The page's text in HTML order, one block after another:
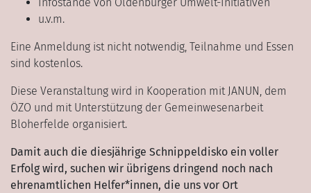
Infostände von Oldenburger Umwelt-Initiativen
u.v.m.
Eine Anmeldung ist nicht notwendig, Teilnahme und Essen
sind kostenlos.
Diese Veranstaltung wird in Kooperation mit JANUN, dem
ÖZO und mit Unterstützung der Gemeinwesenarbeit
Bloherfelde organisiert.
Damit auch die diesjährige Schnippeldisko ein voller
Erfolg wird, suchen wir übrigens dringend noch nach
ehrenamtlichen Helfer*innen, die uns vor Ort